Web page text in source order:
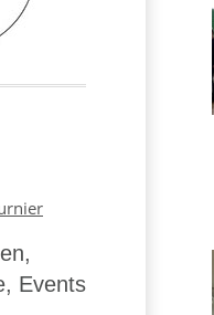
Events